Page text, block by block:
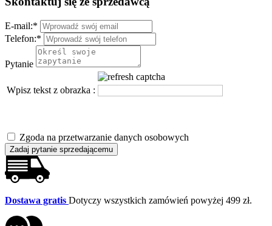
E-mail:*
Telefon:*
Pytanie
Wpisz tekst z obrazka :
Zgoda na przetwarzanie danych osobowych
Zadaj pytanie sprzedającemu
Dostawa gratis Dotyczy wszystkich zamówień powyżej 499 zł.